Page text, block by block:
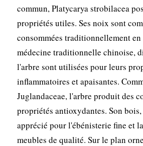
commun, Platycarya strobilacea
propriétés utiles. Ses noix sont
consommées traditionnellement
médecine traditionnelle chinoise,
l'arbre sont utilisées pour leurs
inflammatoires et apaisantes.
Juglandaceae, l'arbre produit des
propriétés antioxydantes. Son
apprécié pour l'ébénisterie fine et
meubles de qualité. Sur le plan